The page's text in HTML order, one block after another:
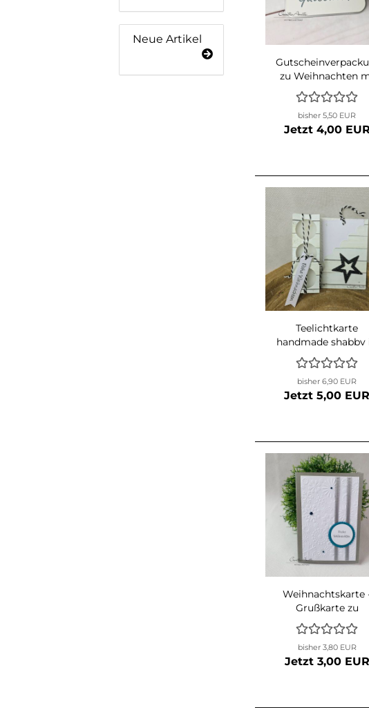
zu Weihnachten
Schneeflocken
bisher 5,50 EUR
Jetzt 4,00 EUR
Teelichtkarte
handmade shabby
creme-schwarz
bisher 6,90 EUR
Jetzt 5,00 EUR
Weihnachtskarte
Grußkarte zu
Weihnachten -
Schneeflocke -
Silber-Weiß-Petrol
bisher 3,80 EUR
Jetzt 3,00 EUR
Neue Artikel